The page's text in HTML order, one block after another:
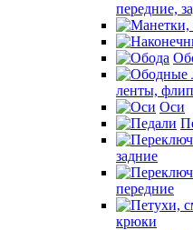
передние,
ленты,
Оси
задние
передние
крюки